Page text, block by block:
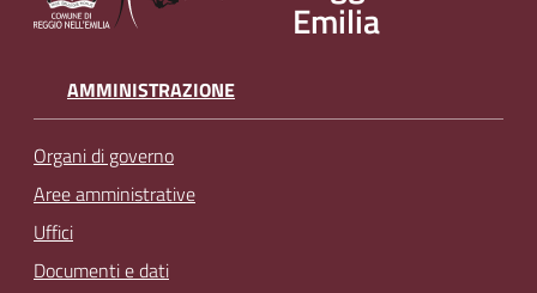
Emilia
AMMINISTRAZIONE
Organi di governo
Aree amministrative
Uffici
Documenti e dati